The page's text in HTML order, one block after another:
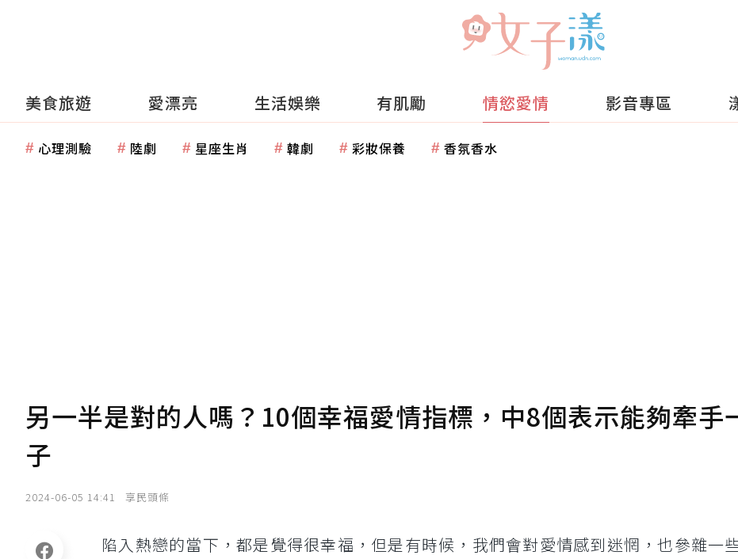
美食旅遊 愛漂亮 生活娛樂 有肌勵 情慾愛情 影音專區
心理測驗 陸劇 星座生肖 韓劇 彩妝保養 香氛香水
另一半是對的人嗎？10個幸福愛情指標，中8個表示能夠牽手
子
2024-06-05 14:41 享民頭條
陷入熱戀的當下，都是覺得很幸福，但是有時候，我們會對愛情感到迷惘，也參雜一